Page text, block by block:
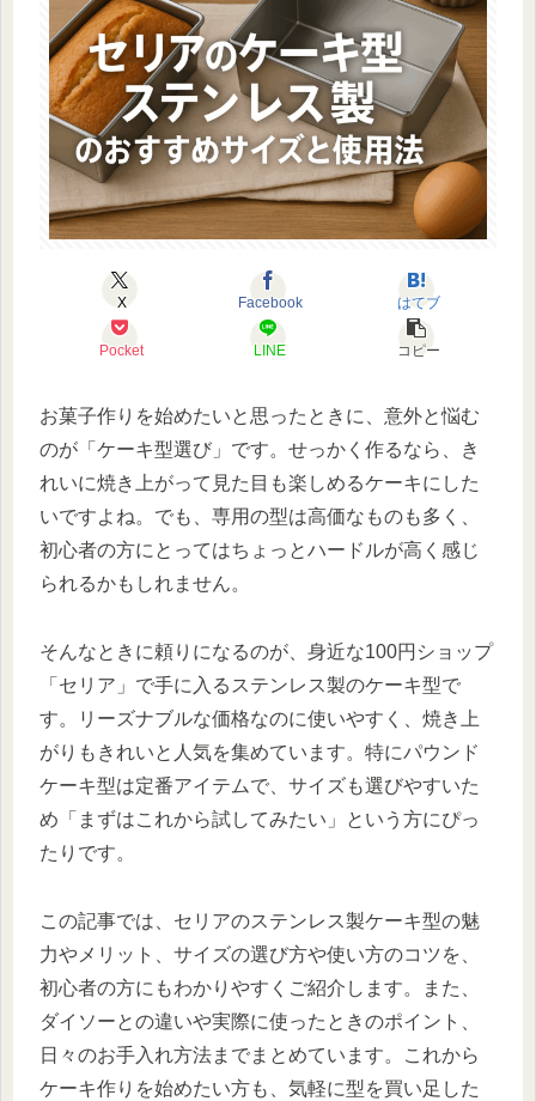
X Facebook はてブ
Pocket LINE コピー
お菓子作りを始めたいと思ったときに、意外と悩む
のが「ケーキ型選び」です。せっかく作るなら、き
れいに焼き上がって見た目も楽しめるケーキにした
いですよね。でも、専用の型は高価なものも多く、
初心者の方にとってはちょっとハードルが高く感じ
られるかもしれません。
そんなときに頼りになるのが、身近な100円ショップ
「セリア」で手に入るステンレス製のケーキ型で
す。リーズナブルな価格なのに使いやすく、焼き上
がりもきれいと人気を集めています。特にパウンド
ケーキ型は定番アイテムで、サイズも選びやすいた
め「まずはこれから試してみたい」という方にぴっ
たりです。
この記事では、セリアのステンレス製ケーキ型の魅
力やメリット、サイズの選び方や使い方のコツを、
初心者の方にもわかりやすくご紹介します。また、
ダイソーとの違いや実際に使ったときのポイント、
日々のお手入れ方法までまとめています。これから
ケーキ作りを始めたい方も、気軽に型を買い足した